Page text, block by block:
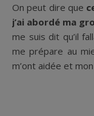
On peut dire que
j’ai abordé ma
me suis dit qu’il
me prépare au
m’ont aidée et